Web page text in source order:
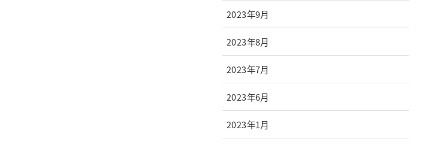
2023年9月
2023年8月
2023年7月
2023年6月
2023年1月